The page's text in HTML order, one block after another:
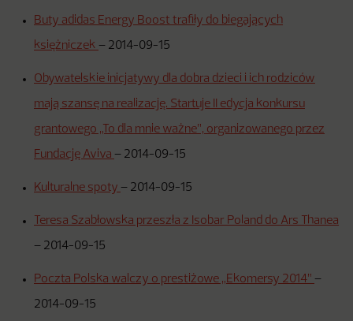
Buty adidas Energy Boost trafiły do biegających
księżniczek – 2014-09-15
Obywatelskie inicjatywy dla dobra dzieci i ich rodziców
mają szansę na realizację. Startuje II edycja konkursu
grantowego „To dla mnie ważne”, organizowanego przez
Fundację Aviva – 2014-09-15
Kulturalne spoty – 2014-09-15
Teresa Szabłowska przeszła z Isobar Poland do Ars Thanea
– 2014-09-15
Poczta Polska walczy o prestiżowe „Ekomersy 2014” –
2014-09-15